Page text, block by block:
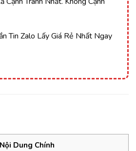
Tin Zalo Lấy Giá Rẻ Nhất Ngay
Nội Dung Chính